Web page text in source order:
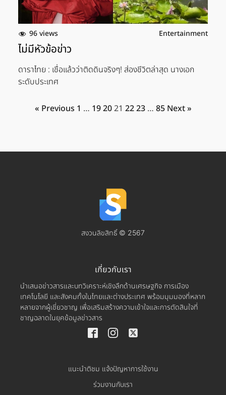
96 views Entertainment
ไม่มีหัวข้อข่าว
ดาราไทย : เชื่อเเล้วว่าติดดินจริงๆ! ส่องชีวิตล่าสุด นางเอก
ระดับประเทศ
« Previous 1 … 192021 2223 … 85 Next »
สงวนลิขสิทธิ์ © 2567
เกี่ยวกับเรา
นำเสนอข่าวสารและบทวิเคราะห์เชิงลึกด้านเศรษฐกิจ การเมือง
เทคโนโลยี และสังคมทั้งในไทยและต่างประเทศ พร้อมมุมมองที่หลาก
หลายจากผู้เชี่ยวชาญ เพื่อเสริมสร้างความเข้าใจและการตัดสินใจที่
ชาญฉลาดในยุคข้อมูลข่าวสาร
แนะนำติชม แจ้งปัญหาการใช้งาน
ร่วมงานกับเรา